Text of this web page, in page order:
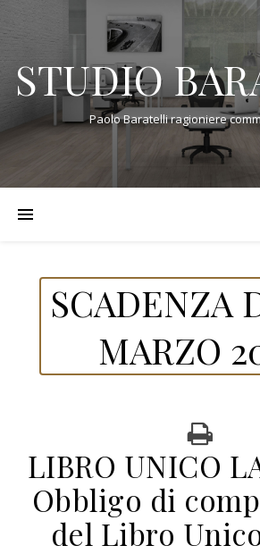
STUDIO
Paolo Baratelli ragioniere
SCADENZA
MARZO
LIBRO UNICO
Obbligo di
del Libro